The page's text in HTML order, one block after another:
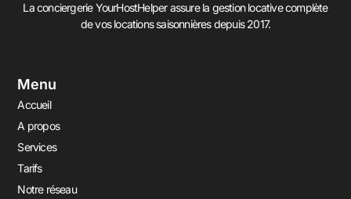
La conciergerie YourHostHelper assure la gestion locative complète
de vos locations saisonnières depuis 2017.
Menu
Accueil
A propos
Services
Tarifs
Notre réseau